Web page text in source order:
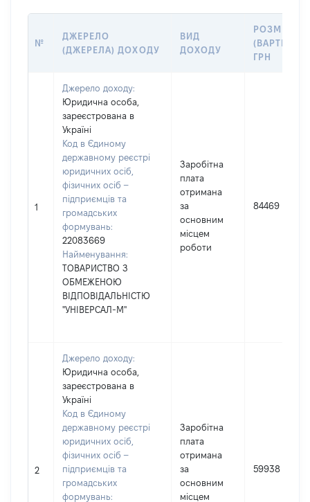
№
ДЖЕРЕЛО
(ДЖЕРЕЛА) ДОХОДУ
ВИД
ДОХОДУ
РОЗМІР
(ВАРТІСТЬ),
ГРН
1
Джерело доходу:
Юридична особа,
зареєстрована в
Україні
Код в Єдиному
державному реєстрі
юридичних осіб,
фізичних осіб –
підприємців та
громадських
формувань:
22083669
Найменування:
ТОВАРИСТВО З
ОБМЕЖЕНОЮ
ВІДПОВІДАЛЬНІСТЮ
"УНІВЕРСАЛ-М"
Заробітна
плата
отримана
за
основним
місцем
роботи
84469
2
Джерело доходу:
Юридична особа,
зареєстрована в
Україні
Код в Єдиному
державному реєстрі
юридичних осіб,
фізичних осіб –
підприємців та
громадських
формувань:
Заробітна
плата
отримана
за
основним
місцем
59938